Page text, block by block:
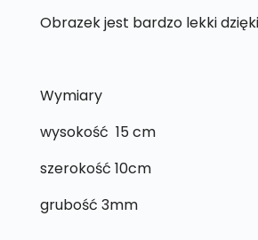
Obrazek jest bardzo lekki
Wymiary
wysokość 15 cm
szerokość 10cm
grubość 3mm